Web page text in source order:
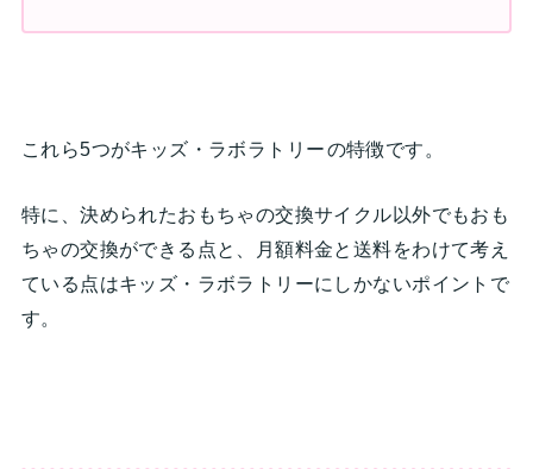
これら5つがキッズ・ラボラトリーの特徴です。
特に、決められたおもちゃの交換サイクル以外でもおも
ちゃの交換ができる点と、月額料金と送料をわけて考え
ている点はキッズ・ラボラトリーにしかないポイントで
す。